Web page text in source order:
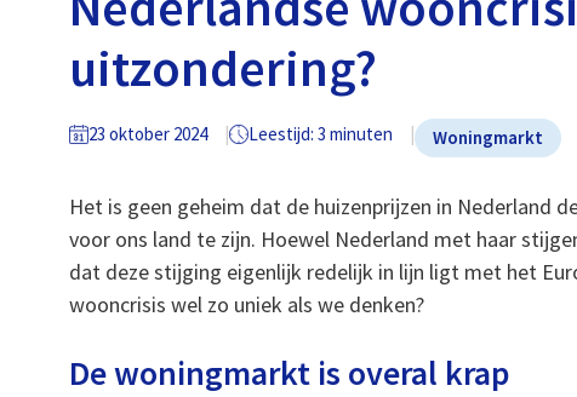
uitzondering?
23 oktober 2024 Leestijd: 3 minuten Woningmarkt
Het is geen geheim dat de huizenprijzen in Nederland
voor ons land te zijn. Hoewel Nederland met haar
dat deze stijging eigenlijk redelijk in lijn ligt met het
wooncrisis wel zo uniek als we denken?
De woningmarkt is overal krap